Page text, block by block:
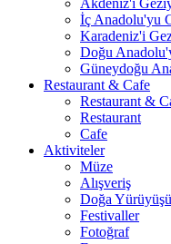
İç Anadolu'yu
Karadeniz'i
Doğu
Güneydoğu
Restaurant & Cafe
Restaurant &
Restaurant
Cafe
Aktiviteler
Müze
Alışveriş
Doğa Yürüyüşü
Festivaller
Fotoğraf